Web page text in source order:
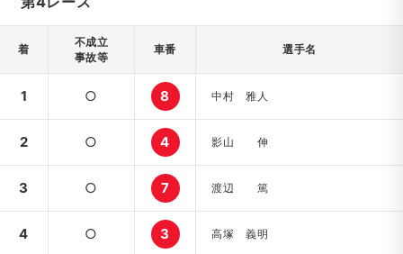
着
不成立
事故等
車番 選手名
1 ○ 8 中村 雅人
2 ○ 4 影山 伸
3 ○ 7 渡辺 篤
4 ○ 3 高塚 義明